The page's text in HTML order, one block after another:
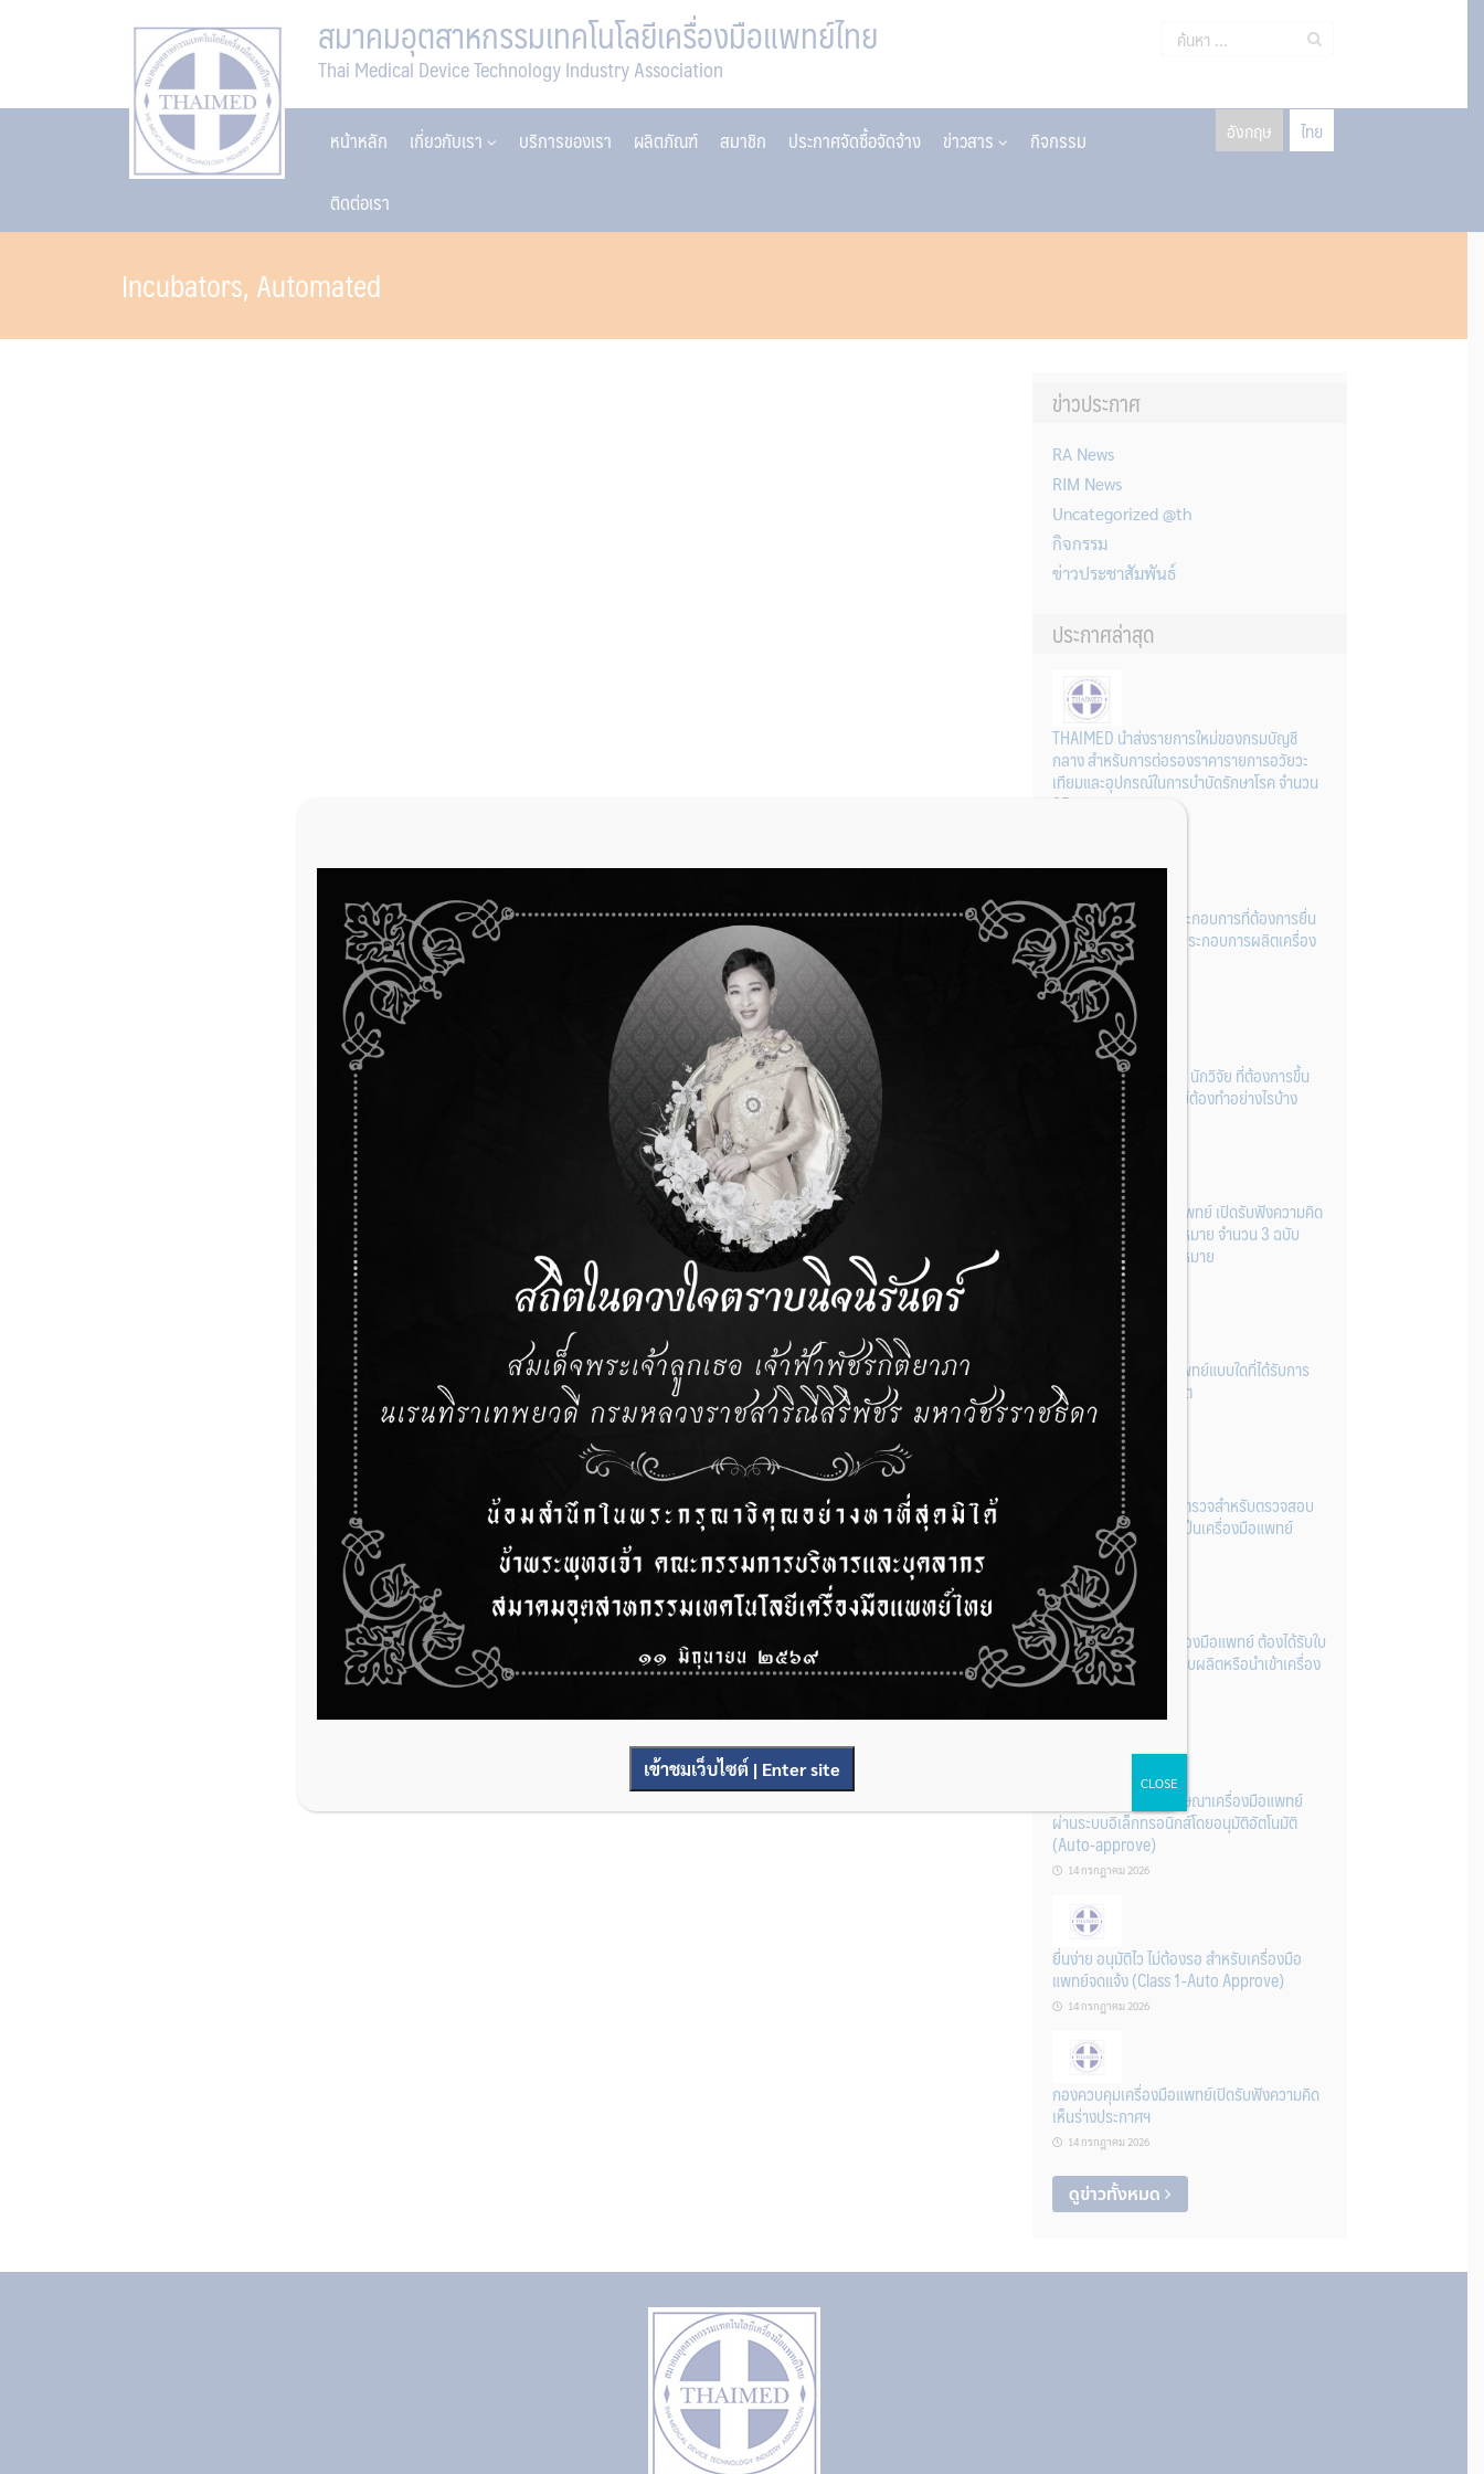
สมาคมอุตสาหกรรมเทคโนโลยีเครื่องมือแพทย์ไทย
Thai Medical Device Technology Industry Association
ค้นหา
หน้าหลัก เกี่ยวกับเรา บริการของเรา ผลิตภัณฑ์ สมาชิก ประกาศจัดซื้อจัดจ้าง ข่าวสาร
กิจกรรม
ติดต่อเรา
อังกฤษ ไทย
Incubators, Automated
ข่าวประกาศ
RA News
RIM News
Uncategorized @th
กิจกรรม
ข่าวประชาสัมพันธ์
ประกาศล่าสุด
THAIMED นำส่งรายการใหม่ของกรมบัญชี
กลาง สำหรับการต่อรองราคารายการอวัยวะ
เทียมและอุปกรณ์ในการบำบัดรักษาโรค จำนวน
25 รายการ
การเตรียมเอกสารผู้ประกอบการที่ต้องการยื่น
คำขอจดทะเบียนสถานประกอบการผลิตเครื่อง
มือแพทย์ (รายใหม่)
22 กรกฎาคม 2026
ผู้ประกอบการผลิต และ นักวิจัย ที่ต้องการขึ้น
ทะเบียนเครื่องมือแพทย์ต้องทำอย่างไรบ้าง
22 กรกฎาคม 2026
กองควบคุมเครื่องมือแพทย์ เปิดรับฟังความคิด
เห็นหลักการยกร่างกฎหมาย จำนวน 3 ฉบับ
ผ่านระบบกลางทางกฎหมาย
22 กรกฎาคม 2026
การโฆษณาเครื่องมือแพทย์แบบใดที่ได้รับการ
ยกเว้นไม่ต้องขออนุญาต
14 กรกฎาคม 2026
รู้หรือไม่? ผลิตภัณฑ์ชุดตรวจสําหรับตรวจสอบ
การปนเปื้อนแบบใดจัดเป็นเครื่องมือแพทย์
14 กรกฎาคม 2026
การนำเข้าหรือผลิตเครื่องมือแพทย์ ต้องได้รับใบ
จดทะเบียนสถานประกอบผลิตหรือนำเข้าเครื่อง
มือแพทย์ก่อนเท่านั้น
ระบบการขออนุญาตโฆษณาเครื่องมือแพทย์
ผ่านระบบอิเล็กทรอนิกส์โดยอนุมัติอัตโนมัติ
(Auto-approve)
14 กรกฎาคม 2026
ยื่นง่าย อนุมัติไว ไม่ต้องรอ สำหรับเครื่องมือ
แพทย์จดแจ้ง (Class 1-Auto Approve)
14 กรกฎาคม 2026
กองควบคุมเครื่องมือแพทย์เปิดรับฟังความคิด
เห็นร่างประกาศฯ
14 กรกฎาคม 2026
ดูข่าวทั้งหมด
เข้าชมเว็บไซต์ | Enter site
CLOSE